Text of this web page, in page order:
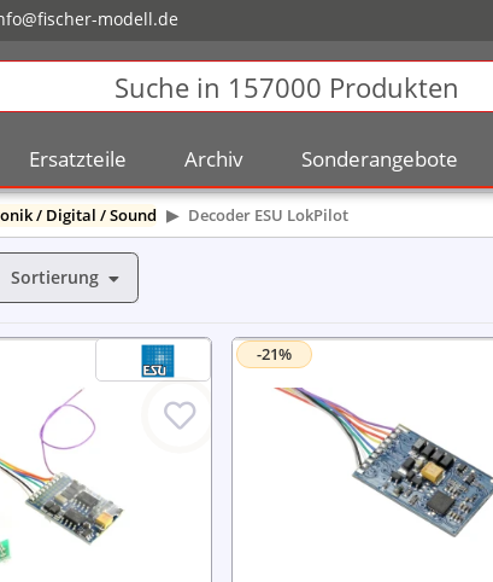
modell.de
Ersatzteile Archiv Sonderangebote
/ Digital / Sound Decoder ESU LokPilot
Sortierung
-21%